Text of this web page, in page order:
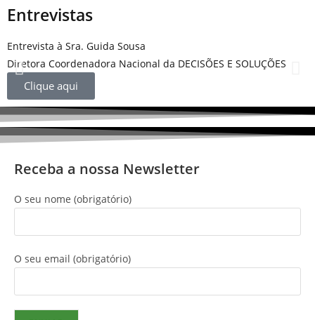
Entrevistas
Entrevista à Sra. Guida Sousa
Diretora Coordenadora Nacional da DECISÕES E SOLUÇÕES
Clique aqui
Receba a nossa Newsletter
O seu nome (obrigatório)
O seu email (obrigatório)